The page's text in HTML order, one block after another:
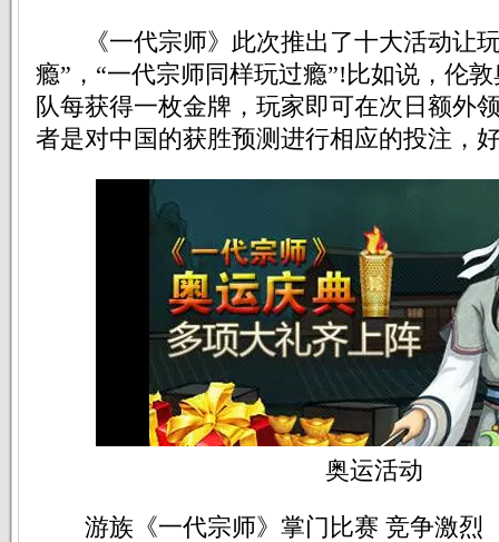
《一代宗师》此次推出了十大活动让玩
瘾”，“一代宗师同样玩过瘾”!比如说，伦
队每获得一枚金牌，玩家即可在次日额外
者是对中国的获胜预测进行相应的投注，
奥运活动
游族《一代宗师》掌门比赛 竞争激烈